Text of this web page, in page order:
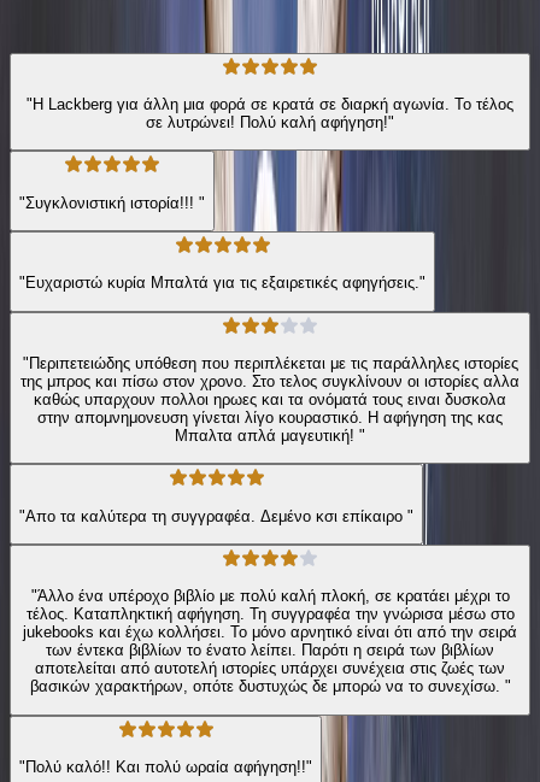
"Η Lackberg για άλλη μια φορά σε κρατά σε διαρκή αγωνία. Το τέλος
σε λυτρώνει! Πολύ καλή αφήγηση!"
"Συγκλονιστική ιστορία!!! "
"Ευχαριστώ κυρία Μπαλτά για τις εξαιρετικές αφηγήσεις."
"Περιπετειώδης υπόθεση που περιπλέκεται με τις παράλληλες ιστορίες
της μπρος και πίσω στον χρονο. Στο τελος συγκλίνουν οι ιστορίες αλλα
καθώς υπαρχουν πολλοι ηρωες και τα ονόματά τους ειναι δυσκολα
στην απομνημονευση γίνεται λίγο κουραστικό. Η αφήγηση της κας
Μπαλτα απλά μαγευτική! "
"Απο τα καλύτερα τη συγγραφέα. Δεμένο κσι επίκαιρο "
"Άλλο ένα υπέροχο βιβλίο με πολύ καλή πλοκή, σε κρατάει μέχρι το
τέλος. Καταπληκτική αφήγηση. Τη συγγραφέα την γνώρισα μέσω στο
jukebooks και έχω κολλήσει. Το μόνο αρνητικό είναι ότι από την σειρά
των έντεκα βιβλίων το ένατο λείπει. Παρότι η σειρά των βιβλίων
αποτελείται από αυτοτελή ιστορίες υπάρχει συνέχεια στις ζωές των
βασικών χαρακτήρων, οπότε δυστυχώς δε μπορώ να το συνεχίσω. "
"Πολύ καλό!! Και πολύ ωραία αφήγηση!!"